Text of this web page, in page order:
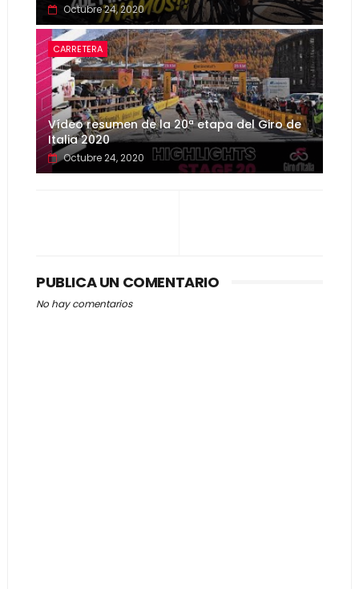
Octubre 24, 2020
CARRETERA
Vídeo resumen de la 20ª etapa del Giro de
Italia 2020
Octubre 24, 2020
PUBLICA UN COMENTARIO
No hay comentarios